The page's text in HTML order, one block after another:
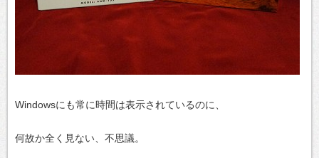
Windowsにも常に時間は表示されているのに、
何故か全く見ない、不思議。